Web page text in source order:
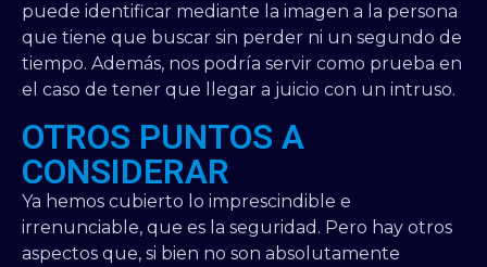
puede identificar mediante la imagen a la persona
que tiene que buscar sin perder ni un segundo de
tiempo. Además, nos podría servir como prueba en
el caso de tener que llegar a juicio con un intruso.
OTROS PUNTOS A
CONSIDERAR
Ya hemos cubierto lo imprescindible e
irrenunciable, que es la seguridad. Pero hay otros
aspectos que, si bien no son absolutamente